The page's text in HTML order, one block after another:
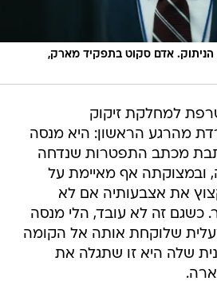
אדם סקוט בתפקיד מארק,
למחלקת זיקוק
מהרגע הראשון: היא מנסה
מכתב התפטרות שנדחה
ובמצוקתה אף מאיימת על
את אצבעותיה אם לא
זה לא עובד, הלי מנסה
שלוקחת אותה אל הקומה
שלה היא זו שתגלה את